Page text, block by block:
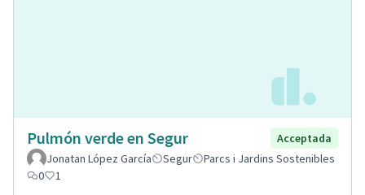
Pulmón verde en Segur
Acceptada
Jonatan López García
Segur
Parcs i Jardins Sostenibles
0
1